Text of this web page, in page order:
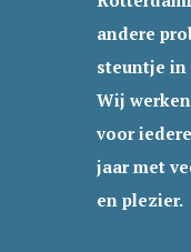
andere
steuntje in
Wij
voor
jaar met
en plezier.